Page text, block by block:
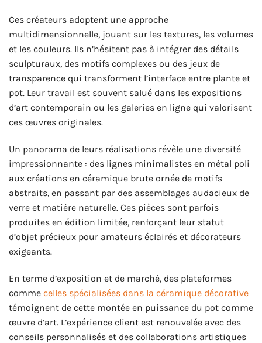
Ces créateurs adoptent une approche
multidimensionnelle, jouant sur les textures, les volumes
et les couleurs. Ils n’hésitent pas à intégrer des détails
sculpturaux, des motifs complexes ou des jeux de
transparence qui transforment l’interface entre plante et
pot. Leur travail est souvent salué dans les expositions
d’art contemporain ou les galeries en ligne qui valorisent
ces œuvres originales.
Un panorama de leurs réalisations révèle une diversité
impressionnante : des lignes minimalistes en métal poli
aux créations en céramique brute ornée de motifs
abstraits, en passant par des assemblages audacieux de
verre et matière naturelle. Ces pièces sont parfois
produites en édition limitée, renforçant leur statut
d’objet précieux pour amateurs éclairés et décorateurs
exigeants.
En terme d’exposition et de marché, des plateformes
comme celles spécialisées dans la céramique décorative
témoignent de cette montée en puissance du pot comme
œuvre d’art. L’expérience client est renouvelée avec des
conseils personnalisés et des collaborations artistiques